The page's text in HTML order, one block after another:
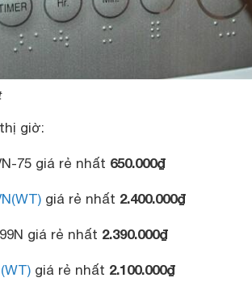
giờ:
75 giá rẻ nhất 650.000₫
giá rẻ nhất 2.400.000₫
giá rẻ nhất 2.390.000₫
giá rẻ nhất 2.100.000₫